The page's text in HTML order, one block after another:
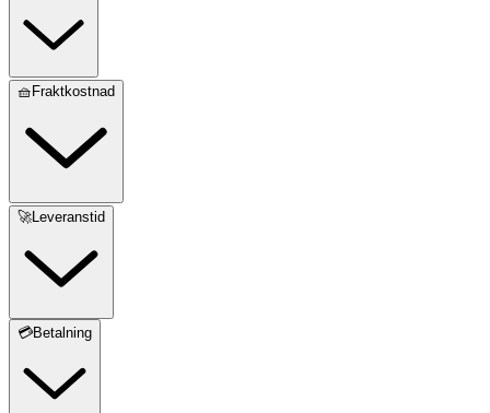
🧺Fraktkostnad
🚀Leveranstid
💳Betalning